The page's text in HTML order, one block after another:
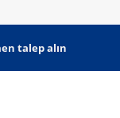
talep alın